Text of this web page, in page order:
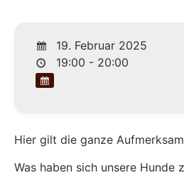
19. Februar 2025
19:00 - 20:00
Hier gilt die ganze
Was haben sich unsere Hunde